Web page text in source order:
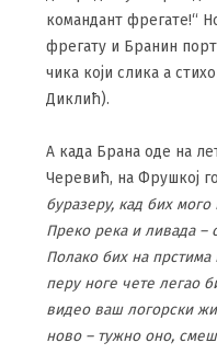
командант фрегате!“
фрегату и Бранин
чика који слика а
Диклић).
А када Брана оде на
Черевић, на Фрушкој
буразеру, кад бих
Преко река и ливада –
Полако бих на прстима
перу ноге чете легао
видео ваш логорски
ново – тужно оно,